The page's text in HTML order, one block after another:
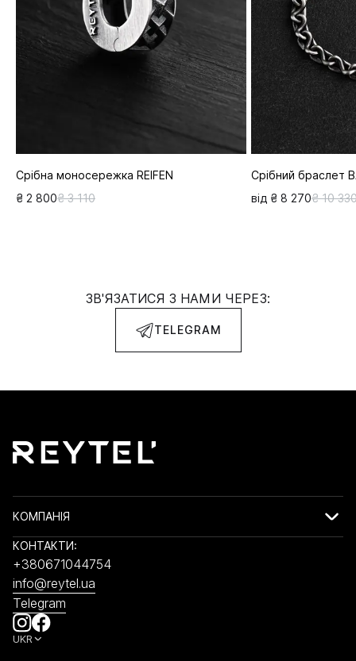
Срібна моносережка REIFEN
₴ 2 800₴ 3 110
Срібний браслет
від ₴ 8 270₴ 10
ЗВ'ЯЗАТИСЯ З НАМИ ЧЕРЕЗ:
TELEGRAM
КОМПАНІЯ
КОНТАКТИ:
+380671044754
info@reytel.ua
Telegram
UKR